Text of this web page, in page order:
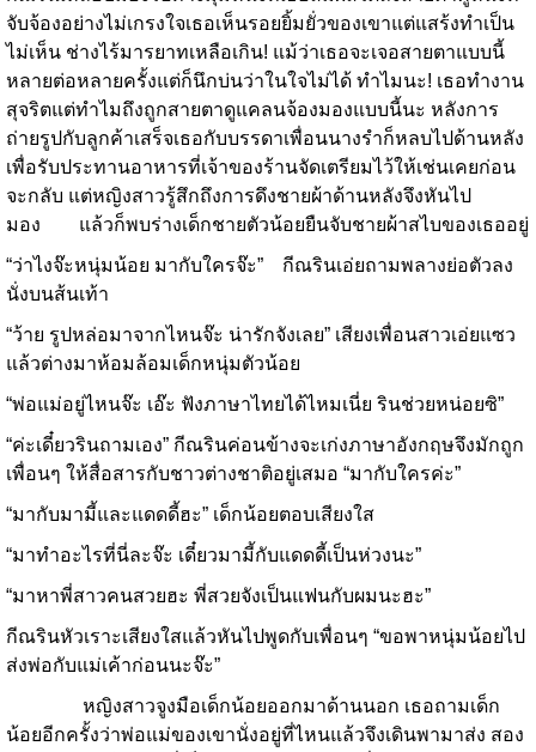
จับจ้องอย่างไม่เกรงใจเธอเห็นรอยยิ้มยั่วของเขาแต่แสร้งทำเป็น
ไม่เห็น ช่างไร้มารยาทเหลือเกิน! แม้ว่าเธอจะเจอสายตาแบบนี้
หลายต่อหลายครั้งแต่ก็นึกบ่นว่าในใจไม่ได้ ทำไมนะ! เธอทำงาน
สุจริตแต่ทำไมถึงถูกสายตาดูแคลนจ้องมองแบบนี้นะ หลังการ
ถ่ายรูปกับลูกค้าเสร็จเธอกับบรรดาเพื่อนนางรำก็หลบไปด้านหลัง
เพื่อรับประทานอาหารที่เจ้าของร้านจัดเตรียมไว้ให้เช่นเคยก่อน
จะกลับ แต่หญิงสาวรู้สึกถึงการดึงชายผ้าด้านหลังจึงหันไป
มอง แล้วก็พบร่างเด็กชายตัวน้อยยืนจับชายผ้าสไบของเธออยู่
“ว่าไงจ๊ะหนุ่มน้อย มากับใครจ๊ะ” กีณรินเอ่ยถามพลางย่อตัวลง
นั่งบนส้นเท้า
“ว้าย รูปหล่อมาจากไหนจ๊ะ น่ารักจังเลย” เสียงเพื่อนสาวเอ่ยแซว
แล้วต่างมาห้อมล้อมเด็กหนุ่มตัวน้อย
“พ่อแม่อยู่ไหนจ๊ะ เอ๊ะ ฟังภาษาไทยได้ไหมเนี่ย รินช่วยหน่อยซิ”
“ค่ะเดี๋ยวรินถามเอง” กีณรินค่อนข้างจะเก่งภาษาอังกฤษจึงมักถูก
เพื่อนๆ ให้สื่อสารกับชาวต่างชาติอยู่เสมอ “มากับใครค่ะ”
“มากับมามี้และแดดดี้ฮะ” เด็กน้อยตอบเสียงใส
“มาทำอะไรที่นี่ละจ๊ะ เดี๋ยวมามี้กับแดดดี้เป็นห่วงนะ”
“มาหาพี่สาวคนสวยฮะ พี่สวยจังเป็นแฟนกับผมนะฮะ”
กีณรินหัวเราะเสียงใสแล้วหันไปพูดกับเพื่อนๆ “ขอพาหนุ่มน้อยไป
ส่งพ่อกับแม่เค้าก่อนนะจ๊ะ”
หญิงสาวจูงมือเด็กน้อยออกมาด้านนอก เธอถามเด็ก
น้อยอีกครั้งว่าพ่อแม่ของเขานั่งอยู่ที่ไหนแล้วจึงเดินพามาส่ง สอง